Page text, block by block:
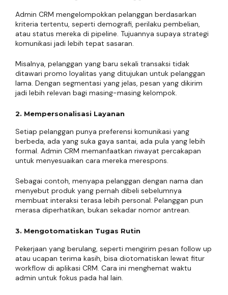
Admin CRM mengelompokkan pelanggan berdasarkan
kriteria tertentu, seperti demografi, perilaku pembelian,
atau status mereka di pipeline. Tujuannya supaya strategi
komunikasi jadi lebih tepat sasaran.
Misalnya, pelanggan yang baru sekali transaksi tidak
ditawari promo loyalitas yang ditujukan untuk pelanggan
lama. Dengan segmentasi yang jelas, pesan yang dikirim
jadi lebih relevan bagi masing-masing kelompok.
2. Mempersonalisasi Layanan
Setiap pelanggan punya preferensi komunikasi yang
berbeda, ada yang suka gaya santai, ada pula yang lebih
formal. Admin CRM memanfaatkan riwayat percakapan
untuk menyesuaikan cara mereka merespons.
Sebagai contoh, menyapa pelanggan dengan nama dan
menyebut produk yang pernah dibeli sebelumnya
membuat interaksi terasa lebih personal. Pelanggan pun
merasa diperhatikan, bukan sekadar nomor antrean.
3. Mengotomatiskan Tugas Rutin
Pekerjaan yang berulang, seperti mengirim pesan follow up
atau ucapan terima kasih, bisa diotomatiskan lewat fitur
workflow di aplikasi CRM. Cara ini menghemat waktu
admin untuk fokus pada hal lain.